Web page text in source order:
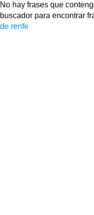
No hay frases que
buscador para encontrar
de renfe